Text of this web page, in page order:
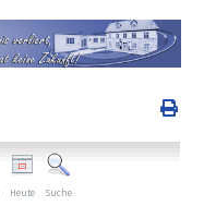
Heute Suche